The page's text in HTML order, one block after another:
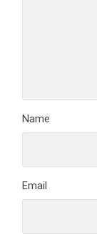
Name
Email